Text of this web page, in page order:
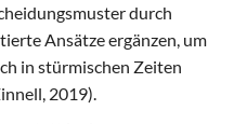
durch
Ansätze ergänzen, um
in stürmischen Zeiten
2019).